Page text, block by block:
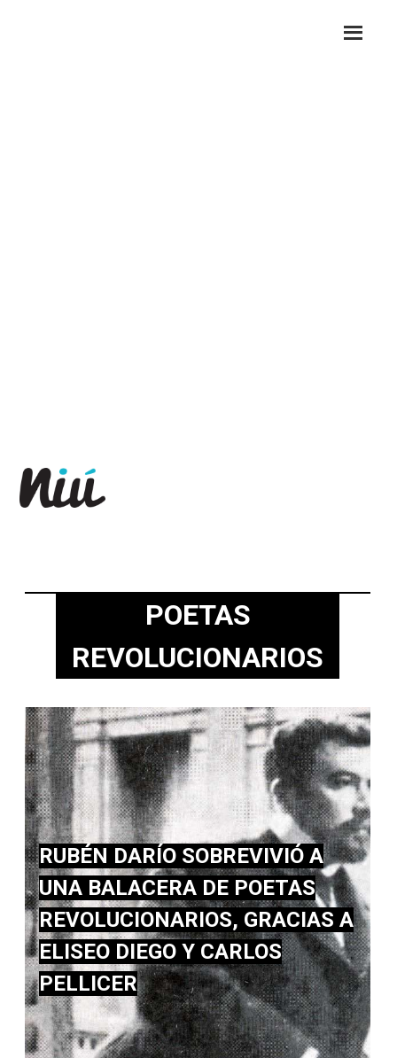
POETAS
REVOLUCIONARIOS
RUBÉN DARÍO SOBREVIVIÓ A
UNA BALACERA DE POETAS
REVOLUCIONARIOS, GRACIAS A
ELISEO DIEGO Y CARLOS
PELLICER